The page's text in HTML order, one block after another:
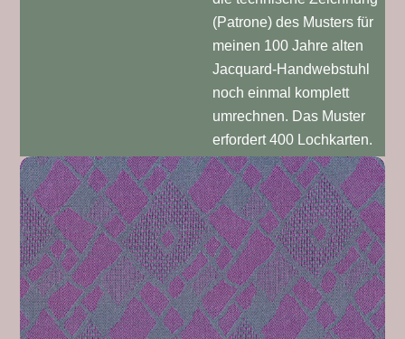
(Patrone) des Musters für
meinen 100 Jahre alten
Jacquard-Handwebstuhl
noch einmal komplett
umrechnen. Das Muster
erfordert 400 Lochkarten.